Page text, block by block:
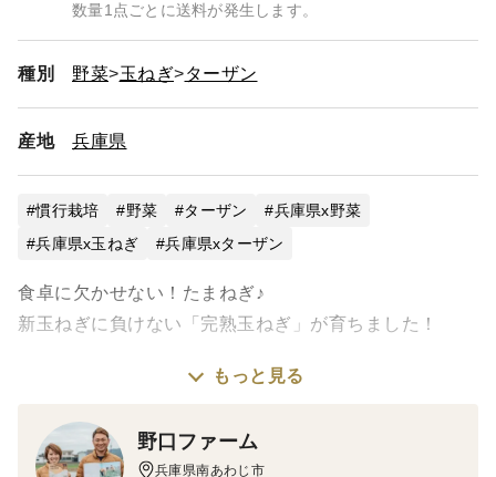
数量1点ごとに送料が発生します。
種別 野菜 玉ねぎ ターザン
産地 兵庫県
慣行栽培 野菜 ターザン
兵庫県x野菜
兵庫県x玉ねぎ
兵庫県xターザン
食卓に欠かせない！たまねぎ♪
新玉ねぎに負けない「完熟玉ねぎ」が育ちました！
―――――こだわり―――――
た。
もっと見る
野口ファーム
兵庫県南あわじ市